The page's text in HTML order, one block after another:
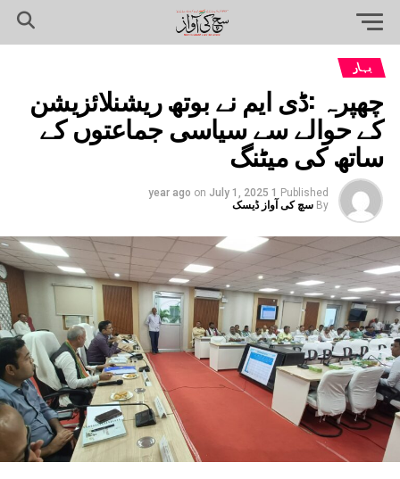
بہار
چھپرہ :ڈی ایم نے بوتھ ریشنلائزیشن
کے حوالے سے سیاسی جماعتوں کے
ساتھ کی میٹنگ
Published
1 year ago
on July 1, 2025
By سچ کی آواز ڈیسک